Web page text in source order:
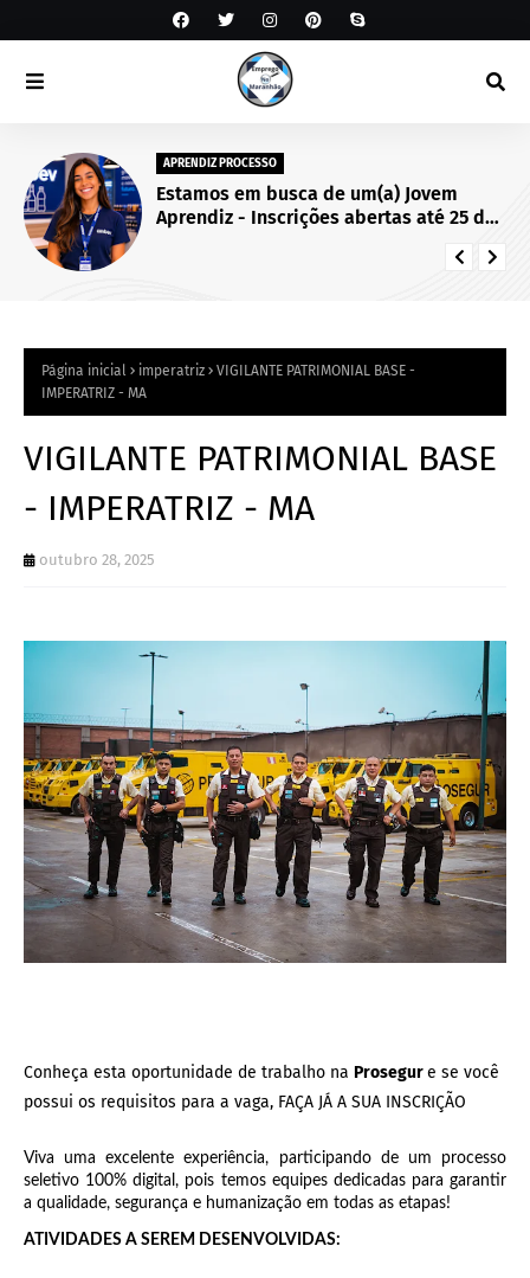
APRENDIZ PROCESSO
Estamos em busca de um(a) Jovem
Aprendiz - Inscrições abertas até 25 de
Página inicial imperatriz
VIGILANTE PATRIMONIAL BASE -
IMPERATRIZ - MA
VIGILANTE PATRIMONIAL BASE
- IMPERATRIZ - MA
outubro 28, 2025
Conheça esta oportunidade de trabalho na Prosegure se você
possui os requisitos para a vaga, FAÇA JÁ A SUA INSCRIÇÃO
Viva uma excelente experiência, participando de um processo
seletivo 100% digital, pois temos equipes dedicadas para garantir
a qualidade, segurança e humanização em todas as etapas!
ATIVIDADES A SEREM DESENVOLVIDAS: